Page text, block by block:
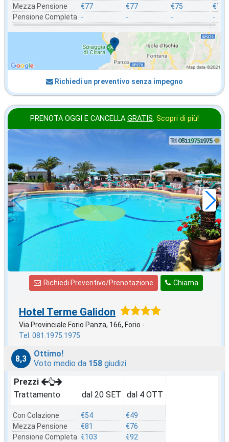
Mezza Pensione
Pensione Completa
€77
-
€77
-
€75
-
€70
-
Richiedi un preventivo senza impegno
PRENOTA OGGI E CANCELLA GRATIS. Scopri di più!
in offerta da
€49,05
a notte
Chiama
Richiedi Preventivo/Prenotazione
Hotel Terme Galidon
Via Provinciale Forio Panza, 166, Forio -
Tel. 081.1975.1975
8,3
Ottimo!
Voto medio da 158 giudizi
Prezzi
Trattamento
Con Colazione
Mezza Pensione
Pensione Completa
dal 20 SET
€54
€81
€103
dal 4 OTT
€49
€76
€92